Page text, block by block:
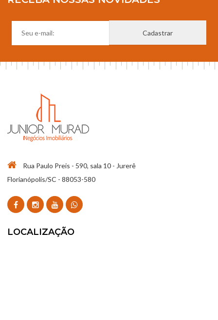
Rua Paulo Preis - 590, sala 10 - Jurerê
Florianópolis/SC - 88053-580
LOCALIZAÇÃO